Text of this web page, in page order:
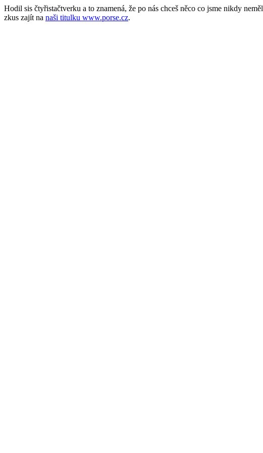
Hodil sis čtyřistačtverku a to znamená, že po nás chceš něco co jsme nikdy
zkus zajít na naši titulku www.porse.cz.